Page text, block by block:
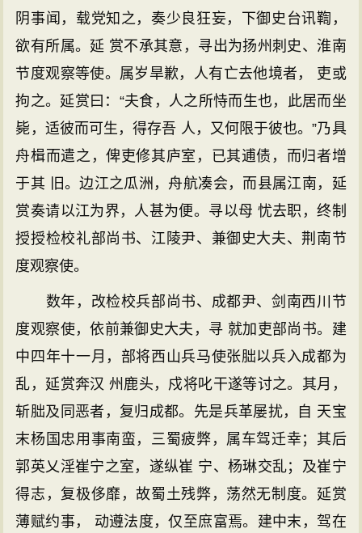
阴事闻，载党知之，奏少良狂妄，下御史台讯鞫，
欲有所属。延 赏不承其意，寻出为扬州刺史、淮南
节度观察等使。属岁旱歉，人有亡去他境者， 吏或
拘之。延赏曰：“夫食，人之所恃而生也，此居而坐
毙，适彼而可生，得存吾 人，又何限于彼也。”乃具
舟楫而遣之，俾吏修其庐室，已其逋债，而归者增
于其 旧。边江之瓜洲，舟航凑会，而县属江南，延
赏奏请以江为界，人甚为便。寻以母 忧去职，终制
授授检校礼部尚书、江陵尹、兼御史大夫、荆南节
度观察使。
数年，改检校兵部尚书、成都尹、剑南西川节
度观察使，依前兼御史大夫，寻 就加吏部尚书。建
中四年十一月，部将西山兵马使张朏以兵入成都为
乱，延赏奔汉 州鹿头，戍将叱干遂等讨之。其月，
斩朏及同恶者，复归成都。先是兵革屡扰，自 天宝
末杨国忠用事南蛮，三蜀疲弊，属车驾迁幸；其后
郭英乂淫崔宁之室，遂纵崔 宁、杨琳交乱；及崔宁
得志，复极侈靡，故蜀土残弊，荡然无制度。延赏
薄赋约事， 动遵法度，仅至庶富焉。建中末，驾在